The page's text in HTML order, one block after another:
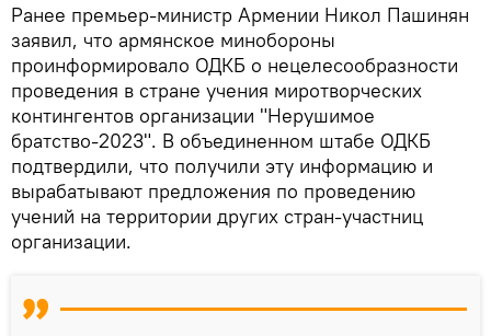
Ранее премьер-министр Армении Никол Пашинян
заявил, что армянское минобороны
проинформировало ОДКБ о нецелесообразности
проведения в стране учения миротворческих
контингентов организации "Нерушимое
братство-2023". В объединенном штабе ОДКБ
подтвердили, что получили эту информацию и
вырабатывают предложения по проведению
учений на территории других стран-участниц
организации.